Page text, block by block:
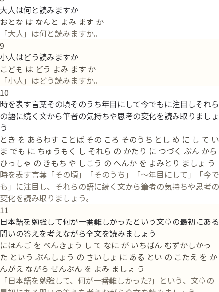
大人は何と読みますか
おとな は なんと よみ ます か
「大人」は何と読みますか。
9
小人はどう読みますか
こども は どう よみ ます か
「小人」はどう読みますか。
10
時を表す言葉その頃そのうち年目にして今でもに注目しそれら
の語に続く文から筆者の気持ちや思考の変化を読み取りましょ
う
とき を あらわす ことば その ころ そのうち とし め に し て い
ま でも に ちゅうもく し それら の かたり に つづく ぶん から
ひっしゃ の きもち や しこう の へんか を よみとり ましょ う
時を表す言葉「その頃」「そのうち」「〜年目にして」「今で
も」に注目し、それらの語に続く文から筆者の気持ちや思考の
変化を読み取りましょう。
11
日本語を勉強して何が一番難しかったという文章の最初にある
問いの答えを考えながら全文を読みましょう
にほんご を べんきょう し て なに が いちばん むずかしかっ
た という ぶんしょう の さいしょ に ある とい の こたえ を か
んがえ ながら ぜんぶん を よみ ましょ う
「日本語を勉強して、何が一番難しかった?」という、文章の